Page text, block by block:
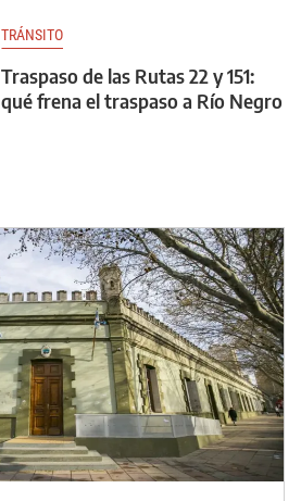
TRÁNSITO
Traspaso de las Rutas 22 y 151:
qué frena el traspaso a Río Negro